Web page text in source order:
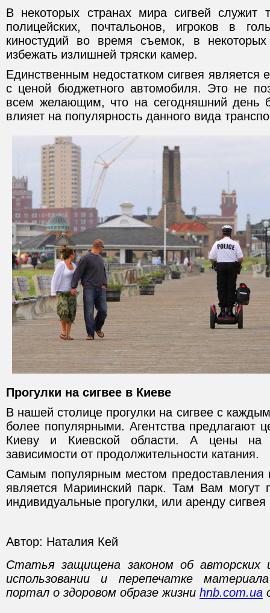
В некоторых странах мира сигвей служит
полицейских, почтальонов, игроков в
киностудий во время съемок, в некоторых
избежать излишней тряски камер.
Единственным недостатком сигвея является
с ценой бюджетного автомобиля. Это не
всем желающим, что на сегодняшний день
влияет на популярность данного вида
Прогулки на сигвее в Киеве
В нашей столице прогулки на сигвее с
более популярными. Агентства предлагают
Киеву и Киевской области. А цены на
зависимости от продолжительности катания.
Самым популярным местом предоставления
является Мариинский парк. Там Вам могут
индивидуальные прогулки, или аренду сигвея
Автор: Наталия Кей
Статья защищена законом об авторских
использовании и перепечатке
портал о здоровом образе жизни hnb.com.ua